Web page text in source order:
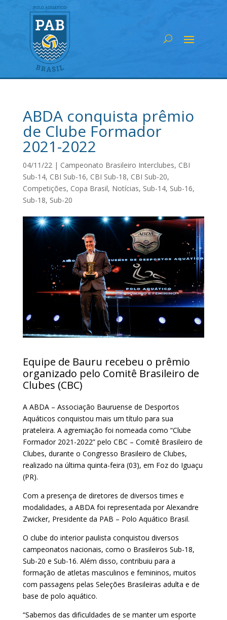
ABDA conquista prêmio
de Clube Formador
2021-2022
04/11/22 | Campeonato Brasileiro Interclubes, CBI
Sub-14, CBI Sub-16, CBI Sub-18, CBI Sub-20,
Competições, Copa Brasil, Notícias, Sub-14, Sub-16,
Sub-18, Sub-20
Equipe de Bauru recebeu o prêmio
organizado pelo Comitê Brasileiro de
Clubes (CBC)
A ABDA – Associação Bauruense de Desportos
Aquáticos conquistou mais um título para sua
prateleira. A agremiação foi nomeada como “Clube
Formador 2021-2022” pelo CBC – Comitê Brasileiro de
Clubes, durante o Congresso Brasileiro de Clubes,
realizado na última quinta-feira (03), em Foz do Iguaçu
(PR).
Com a presença de diretores de diversos times e
modalidades, a ABDA foi representada por Alexandre
Zwicker, Presidente da PAB – Polo Aquático Brasil.
O clube do interior paulista conquistou diversos
campeonatos nacionais, como o Brasileiros Sub-18,
Sub-20 e Sub-16. Além disso, contribuiu para a
formação de atletas masculinos e femininos, muitos
com passagens pelas Seleções Brasileiras adulta e de
base de polo aquático.
“Sabemos das dificuldades de se manter um esporte